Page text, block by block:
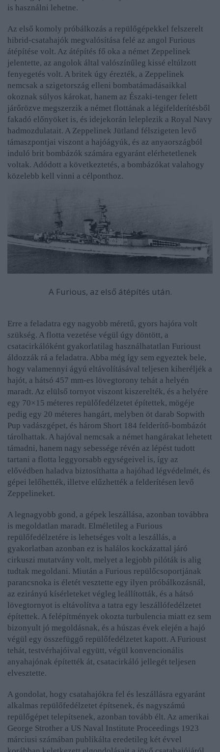
is használni lehetne.
Az első komoly próbálkozás a repülőgépekkel felszerelt
hibrid-csatahajók megvalósítása felé az angol Furious
átépítése volt. Az átépítés fő oka a német Zeppelinek
jelentette, az angolok által valószínűleg kissé eltúlzott
fenyegetés volt. A britek úgy érezték, a Zeppelinek
nemcsak a szigetország elleni bombatámadásaikkal
okoznak súlyos károkat, hanem az Északi-tenger felett
járőrözve megszerzik a német flottának a légifelderítésből
fakadó előnyöket is, és idejekorán leleplezik a Royal Navy
hadmozdulatait. A Zeppelinek Jütland félszigeten levő
támaszpontjai viszont a hajóágyúk, és az anyaországból
induló brit bombázók számára egyaránt elérhetetlenek
voltak. Adódott a következtetés, a bombázókat valahogy
közelebb kell vinni a célponthoz.
A Furious, az első átépítés után.
Erre a feladatra egy nagyobb méretű, gyors hajóra volt
szükség. A flotta vezetése végül úgy döntött, a
csatacirkálóként gyakorlatilag használhatatlan Furioust
áldozzák rá a feladatra. Abba még így sem egyeztek bele,
hogy valamennyi ágyú eltávolításával teljesen kiheréljék a
hajót, a hátsó 457 mm-es lövegtorony tehát a helyén
maradt. Az elülső tornyot viszont kiszerelték, és a helyére
egy 70×15 méteres repülőfedélzetet építettek, mögéje
pedig egy 20 méteres hangárt, melyben öt darab Sopwith
Pup vadászgépet, és három Short 184 felderítő-bombázót
tárolhattak. A hajóval nemcsak a német hangárakat lehetett
támadni, hanem nagy sebessége révén az lépést tudott
tartani a flotta leggyorsabb egységeivel is, így az
elővédben haladva biztosíthatta a hajóhad légvédelmét, és
gépei lelőhették, illetve elűzhették a felderítésen levő
Zeppelineket.
A legnagyobb gond, a gépek leszállása, azonban továbbra
is megoldatlan maradt. Elméletileg a Furious
repülőfedélzetére is lehetséges volt a leszállás, a
gyakorlatban azonban ez is halálos kockázattal járó
cirkuszi mutatvány volt, melyet a legjobb pilóták is alig
tudtak megoldani. Miután a Furious repülőcsoportjának
parancsnoka is életét vesztette egy ilyen próbálkozásnál,
az ezirányú kísérleteket végleg leállították, és a hátsó
lövegtornyot is eltávolítva a tatra egy leszállófedélzetet
építettek. A felépítmények okozta turbulencia miatt ez sem
bizonyult jó megoldásnak, és a húszas évek elején a hajó
végül egy összefüggő repülőfedélzetet kapott. A Furioust
tehát, testvérhajóival együtt, végül konvencionális
anyahajónak építették át, csatacirkáló jellegét teljesen
elvesztette.
A gondolat, hogy csatahajókra fel és leszállásra egyaránt
alkalmas repülőfedélzetet építsenek, és nagyszámú
repülőgépet telepítsenek, azonban tovább élt. Az amerikai
George Strother a US Naval Institute Proceedings 1923
márciusi számában publikálta eredetileg két évvel